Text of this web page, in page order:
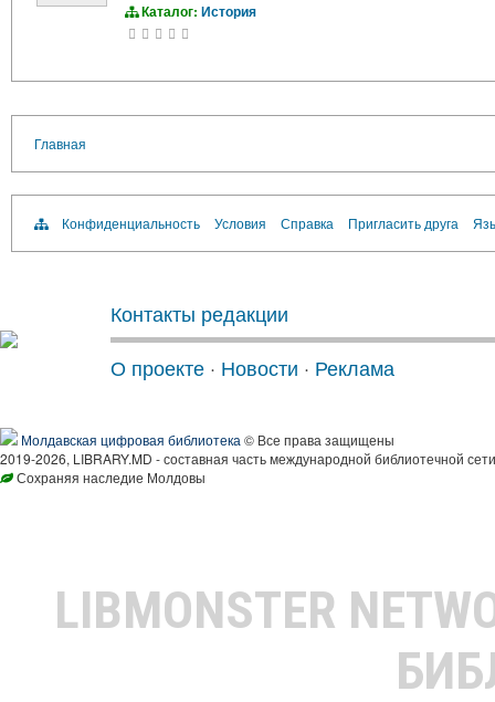
Каталог: История
Главная
Конфиденциальность Условия Справка Пригласить друга
Контакты редакции
О проекте · Новости · Реклама
Молдавская цифровая библиотека © Все права защищены
2019-2026, LIBRARY.MD - составная часть международной библиотечной
Сохраняя наследие Молдовы
LIBMONSTER